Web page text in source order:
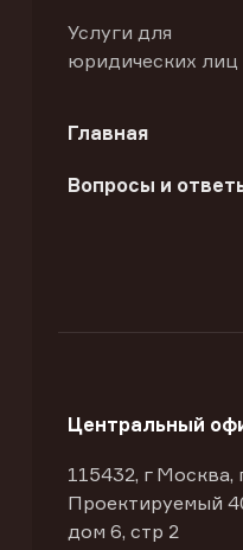
Услуги для
юридических лиц
Главная
Вопросы и
Центральный
115432, г Москва,
Проектируемый
дом 6, стр 2